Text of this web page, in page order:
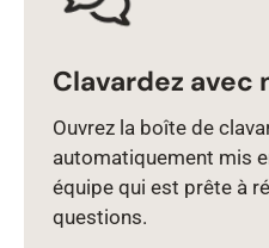
Clavardez avec
Ouvrez la boîte de
automatiquement mis
équipe qui est prête à
questions.